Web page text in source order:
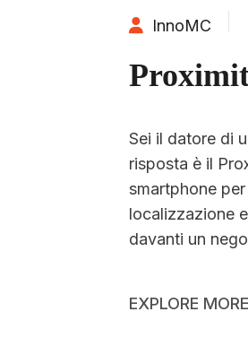
InnoMC
Sei il datore di
risposta è il
smartphone
localizzazione
davanti un
EXPLORE MORE